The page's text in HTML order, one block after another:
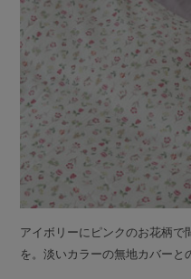
アイボリーにピンクのお花柄で
を。淡いカラーの無地カバーと